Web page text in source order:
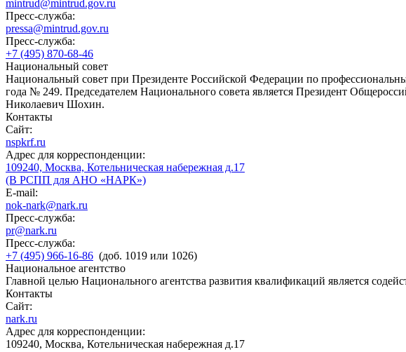
mintrud@mintrud.gov.ru
Пресс-служба:
pressa@mintrud.gov.ru
Пресс-служба:
+7 (495) 870-68-46
Национальный совет
Национальный совет при Президенте Российской Федерации по
года № 249. Председателем Национального совета является Президент
Николаевич Шохин.
Контакты
Сайт:
nspkrf.ru
Адрес для корреспонденции:
109240, Москва, Котельническая набережная д.17
(В РСПП для АНО «НАРК»)
E-mail:
nok-nark@nark.ru
Пресс-служба:
pr@nark.ru
Пресс-служба:
+7 (495) 966-16-86 (доб. 1019 или 1026)
Национальное агентство
Главной целью Национального агентства развития квалификаций является
Контакты
Сайт:
nark.ru
Адрес для корреспонденции:
109240, Москва, Котельническая набережная д.17